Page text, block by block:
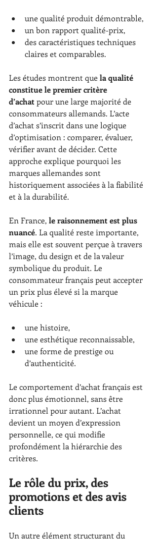
une qualité produit démontrable,
un bon rapport qualité-prix,
des caractéristiques techniques
claires et comparables.
Les études montrent que la qualité
constitue le premier critère
d’achat pour une large majorité de
consommateurs allemands. L’acte
d’achat s’inscrit dans une logique
d’optimisation : comparer, évaluer,
vérifier avant de décider. Cette
approche explique pourquoi les
marques allemandes sont
historiquement associées à la fiabilité
et à la durabilité.
En France, le raisonnement est plus
nuancé. La qualité reste importante,
mais elle est souvent perçue à travers
l’image, du design et de la valeur
symbolique du produit. Le
consommateur français peut accepter
un prix plus élevé si la marque
véhicule :
une histoire,
une esthétique reconnaissable,
une forme de prestige ou
d’authenticité.
Le comportement d’achat français est
donc plus émotionnel, sans être
irrationnel pour autant. L’achat
devient un moyen d’expression
personnelle, ce qui modifie
profondément la hiérarchie des
critères.
Le rôle du prix, des
promotions et des avis
clients
Un autre élément structurant du